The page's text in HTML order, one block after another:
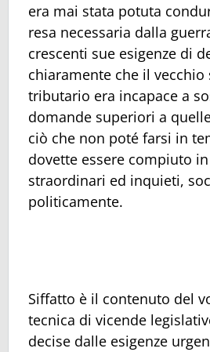
era mai stata potuta
resa necessaria dalla
crescenti sue esigenze di
chiaramente che il vecchio
tributario era incapace a
domande superiori a
ciò che non poté farsi in
dovette essere compiuto
straordinari ed inquieti,
politicamente.
Siffatto è il contenuto del
tecnica di vicende
decise dalle esigenze